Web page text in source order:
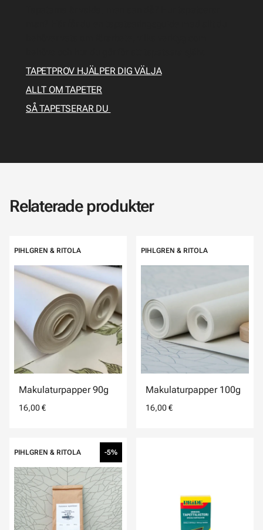
TAPETPROV HJÄLPER DIG VÄLJA
ALLT OM TAPETER
SÅ TAPETSERAR DU
Relaterade produkter
PIHLGREN & RITOLA
Makulaturpapper 90g
16,00 €
PIHLGREN & RITOLA
Makulaturpapper 100g
16,00 €
PIHLGREN & RITOLA -5%